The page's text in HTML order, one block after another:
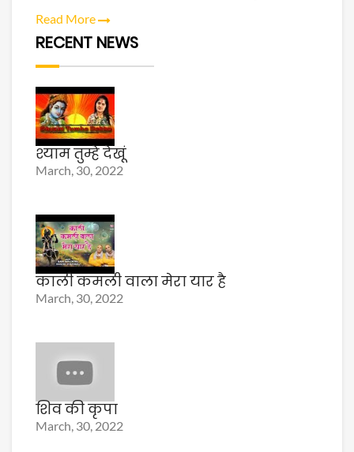
Read More
RECENT NEWS
श्याम तुम्हे देखूं
March, 30, 2022
काली कमली वाला मेरा यार है
March, 30, 2022
शिव की कृपा
March, 30, 2022